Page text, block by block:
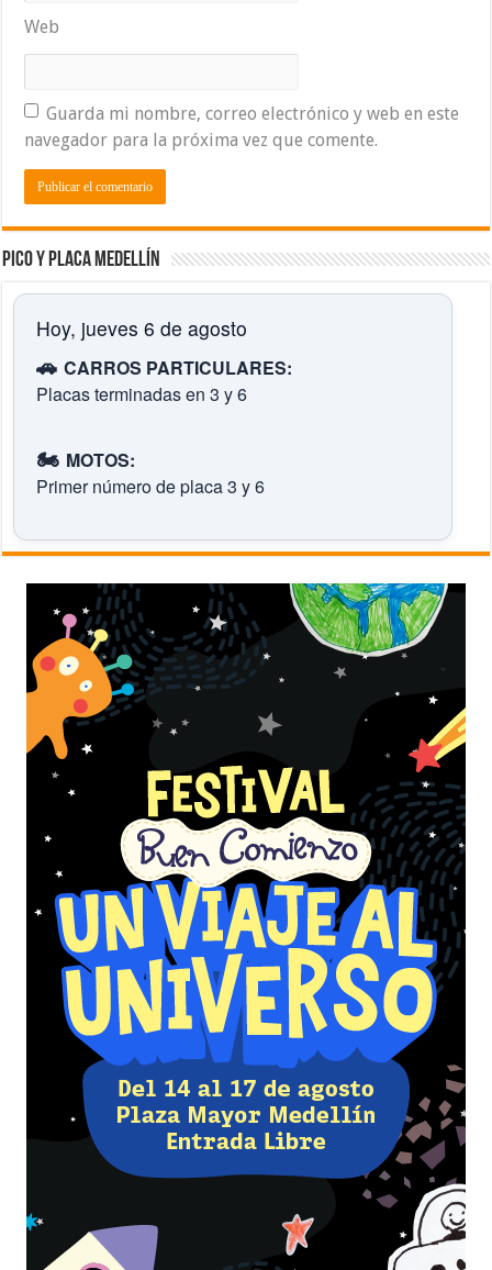
Web
Guarda mi nombre, correo electrónico y web en este
navegador para la próxima vez que comente.
Pico y placa Medellín
Hoy, jueves 6 de agosto
🚗 CARROS PARTICULARES:
Placas terminadas en 3 y 6
🏍️ MOTOS:
Primer número de placa 3 y 6